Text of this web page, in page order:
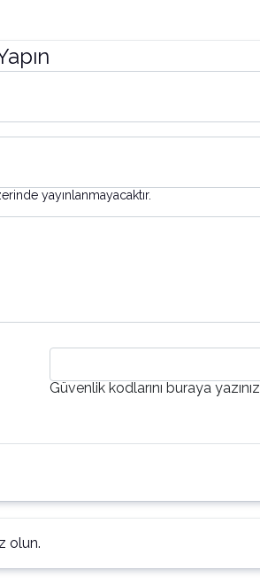
yayınlanmayacaktır.
Güvenlik kodlarını buraya yazınız
olun.